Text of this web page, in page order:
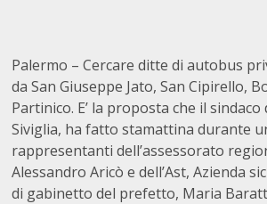
Palermo – Cercare ditte di autobus
da San Giuseppe Jato, San Cipirello,
Partinico. E’ la proposta che il
Siviglia, ha fatto stamattina durante
rappresentanti dell’assessorato
Alessandro Aricò e dell’Ast, Azienda
di gabinetto del prefetto, Maria